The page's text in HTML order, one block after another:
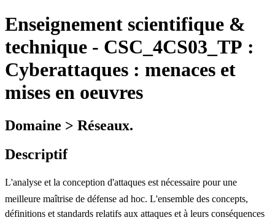
Enseignement scientifique &
technique - CSC_4CS03_TP :
Cyberattaques : menaces et
mises en oeuvres
Domaine > Réseaux.
Descriptif
L'analyse et la conception d'attaques est nécessaire pour une
meilleure maîtrise de défense ad hoc. L'ensemble des concepts,
définitions et standards relatifs aux attaques et à leurs conséquences